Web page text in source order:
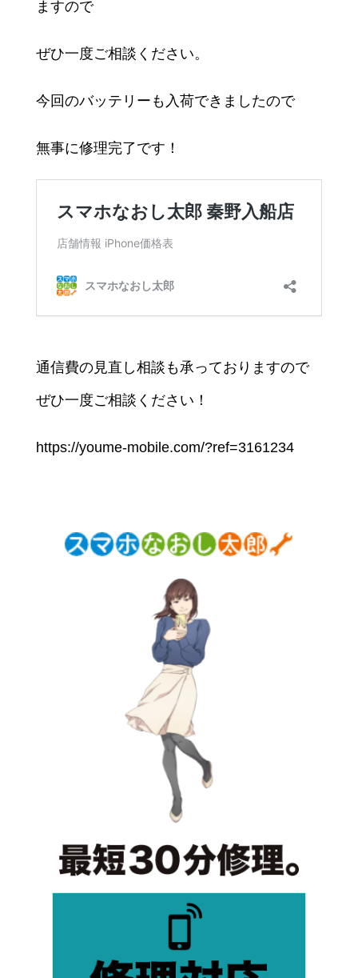
ますので
ぜひ一度ご相談ください。
今回のバッテリーも入荷できましたので
無事に修理完了です！
通信費の見直し相談も承っておりますので
ぜひ一度ご相談ください！
https://youme-mobile.com/?ref=3161234